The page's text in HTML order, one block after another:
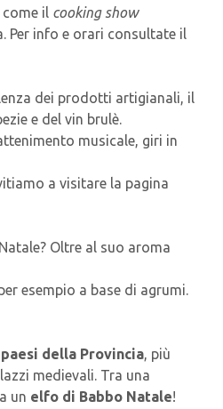
il cooking show
Per info e orari consultate il
dei prodotti artigianali, il
e del vin brulè.
musicale, giri in
a visitare la pagina
Oltre al suo aroma
esempio a base di agrumi.
della Provincia, più
medievali. Tra una
un elfo di Babbo Natale!